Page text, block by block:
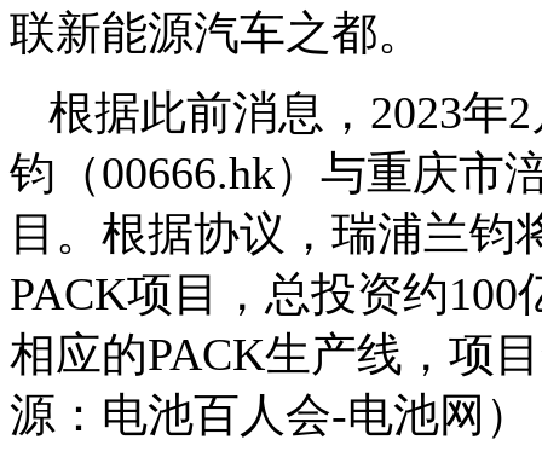
联新能源汽车之都。
根据此前消息，2023年
钧（00666.hk）与重庆市
目。根据协议，瑞浦兰钧
PACK项目，总投资约
相应的PACK生产线，项
源：电池百人会-电池网）